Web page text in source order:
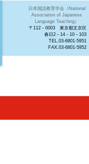
日本国語教育学会（National
Association of Japanese
Language Teaching）
〒112－0003 東京都文京区
春日2－14－10－103
TEL.03-6801-5951
FAX.03-6801-5952